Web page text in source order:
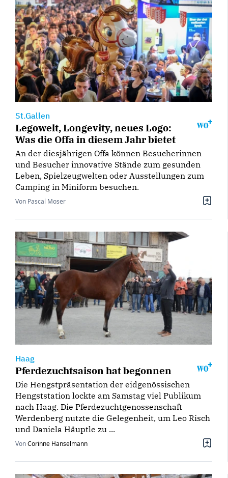
St.Gallen
Legowelt, Longevity, neues Logo:
Was die Offa in diesem Jahr bietet
An der diesjährigen Offa können Besucherinnen
und Besucher innovative Stände zum gesunden
Leben, Spielzeugwelten oder Ausstellungen zum
Camping in Miniform besuchen.
Von Pascal Moser
Haag
Pferdezuchtsaison hat begonnen
Die Hengstpräsentation der eidgenössischen
Hengststation lockte am Samstag viel Publikum
nach Haag. Die Pferdezuchtgenossenschaft
Werdenberg nutzte die Gelegenheit, um Leo Risch
und Daniela Häuptle zu ...
VonCorinne Hanselmann